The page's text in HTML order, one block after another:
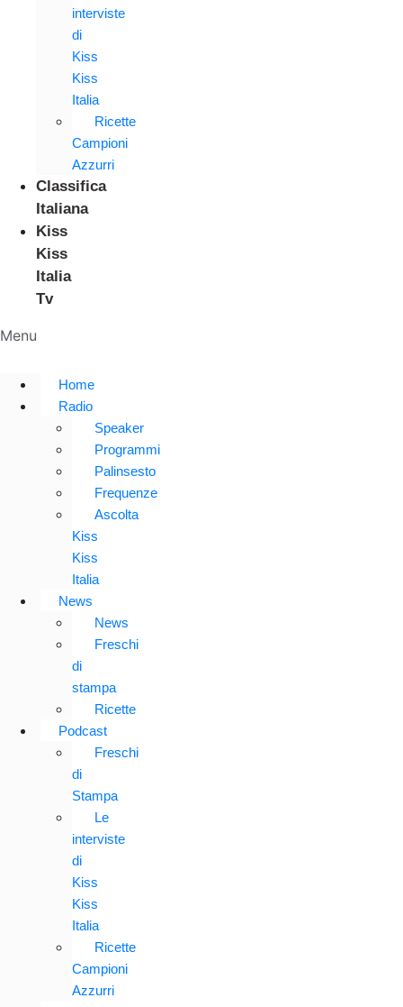
interviste
di
Kiss
Kiss
Italia
Ricette
Campioni
Azzurri
Classifica
Italiana
Kiss
Kiss
Italia
Tv
Menu
Home
Radio
Speaker
Programmi
Palinsesto
Frequenze
Ascolta
Kiss
Kiss
Italia
News
News
Freschi
di
stampa
Ricette
Podcast
Freschi
di
Stampa
Le
interviste
di
Kiss
Kiss
Italia
Ricette
Campioni
Azzurri